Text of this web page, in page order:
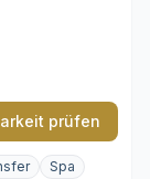
prüfen
Spa